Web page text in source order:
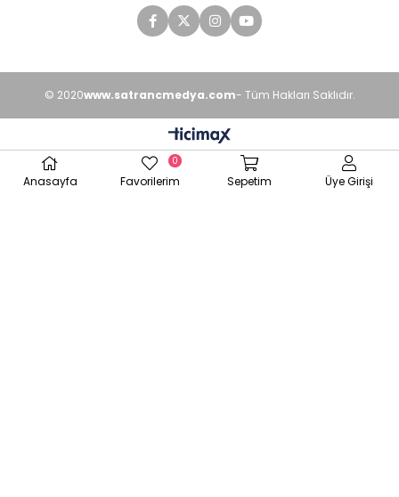
© 2020www.satrancmedya.com- Tüm Hakları Saklıdır.
Anasayfa Favorilerim
0
Sepetim Üye Girişi